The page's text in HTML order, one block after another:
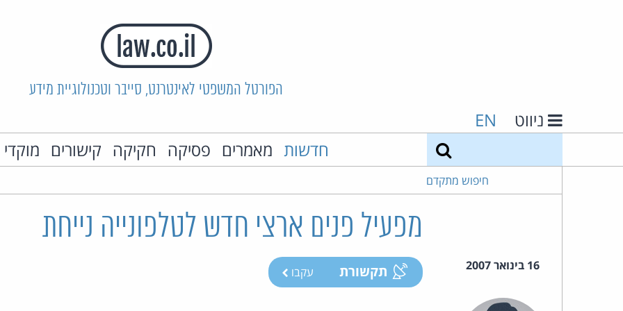
הפורטל המשפטי לאינטרנט, סייבר וטכנולוגיית מידע
ניווט EN
חדשות מאמרים פסיקה חקיקה קישורים
חיפוש מתקדם
מפעיל פנים ארצי חדש לטלפונייה נייחת
16 בינואר 2007 תקשורת עקבו